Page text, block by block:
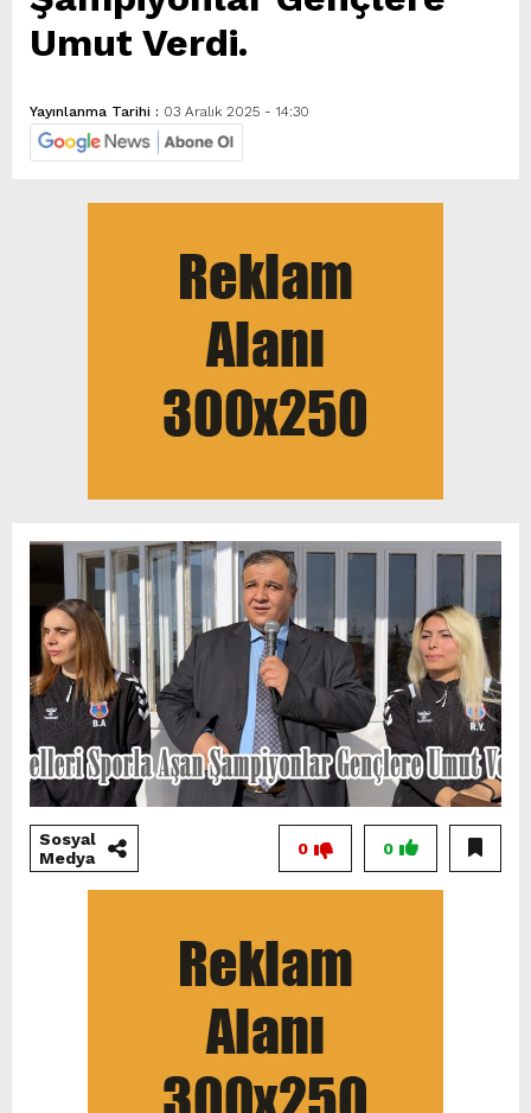
Umut Verdi.
Yayınlanma Tarihi : 03 Aralık 2025 - 14:30
Sosyal
Medya
0
0